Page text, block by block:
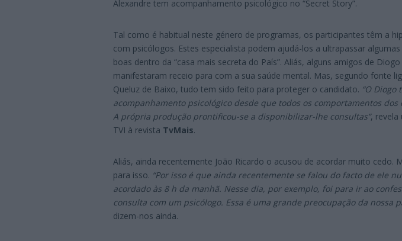
Alexandre tem acompanhamento psicológico no “Secret Story”.
Tal como é habitual neste género de programas, os participantes têm a
com psicólogos. Estes especialista podem ajudá-los a ultrapassar
boas dentro da “casa mais secreta do País”. Aliás, alguns amigos de
manifestaram receio para com a sua saúde mental. Mas, segundo fonte
Queluz de Baixo, tudo tem sido feito para proteger o candidato. “O Diogo
acompanhamento psicológico desde que todos os comportamentos dos
A própria produção prontificou-se a disponibilizar-lhe consultas”, revela
TVI à revista TvMais.
Aliás, ainda recentemente João Ricardo o acusou de acordar muito cedo.
para isso. “Por isso é que ainda recentemente se falou do facto de ele
acordado às 8 h da manhã. Nesse dia, por exemplo, foi para ir ao
consulta com um psicólogo. Essa é uma grande preocupação da nossa
dizem-nos ainda.